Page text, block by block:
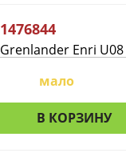
1476844
Grenlander Enri U08
мало
В КОРЗИНУ